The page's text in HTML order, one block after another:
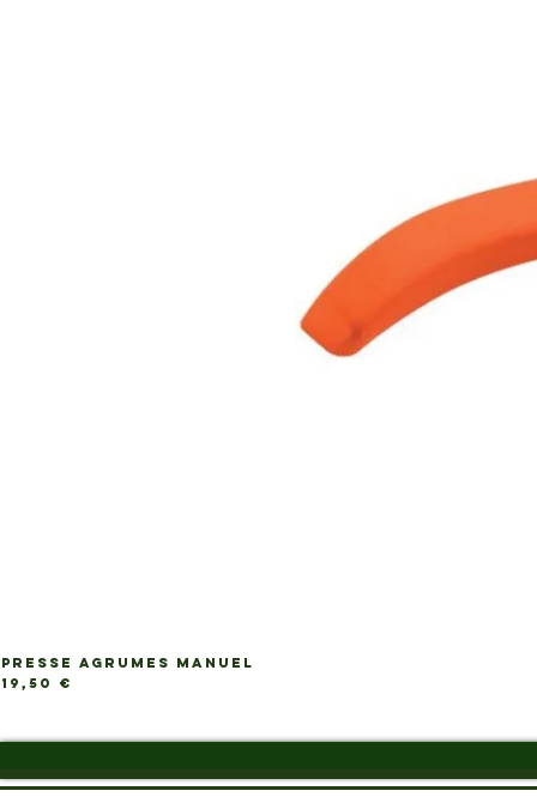
PRESSE AGRUMES MANUEL
Prix
19,50 €